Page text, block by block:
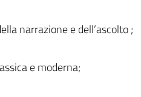
narrazione e dell’ascolto ;
e moderna;